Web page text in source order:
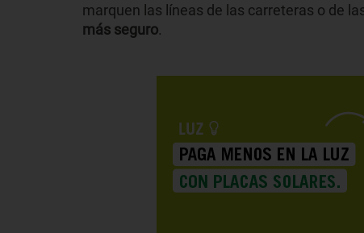
marquen las líneas de las carreteras o de
más seguro.